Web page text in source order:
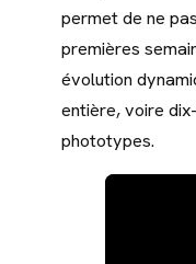
permet de ne
premières
évolution
entière, voire
phototypes.